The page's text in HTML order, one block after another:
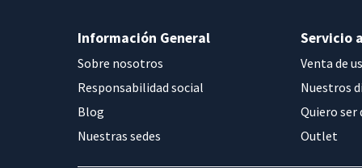
Información General
Sobre nosotros
Responsabilidad social
Blog
Nuestras sedes
Servicio
Venta de
Nuestros
Quiero
Outlet